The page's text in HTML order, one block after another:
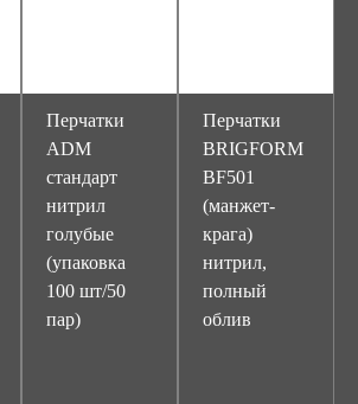
Перчатки
ADM
стандарт
нитрил
голубые
(упаковка
100 шт/50
пар)
Перчатки
BRIGFORM
BF501
(манжет-
крага)
нитрил,
полный
облив